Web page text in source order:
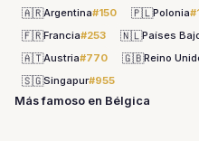
🇦🇷Argentina#150 🇵🇱Polonia
🇫🇷Francia#253 🇳🇱Países
🇦🇹Austria#770 🇬🇧Reino
🇸🇬Singapur#955
Más famoso en Bélgica